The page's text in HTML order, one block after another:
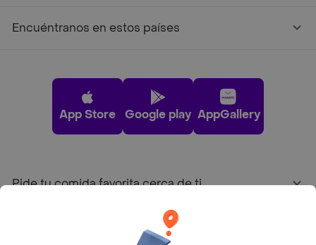
Encuéntranos en estos países
App Store Google play AppGallery
Pide tu comida favorita cerca de ti